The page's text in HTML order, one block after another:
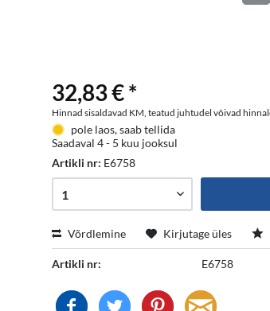
32,83 € *
Hinnad sisaldavad KM, teatud juhtudel võivad
pole laos, saab tellida
Saadaval 4 - 5 kuu jooksul
Artikli nr: E6758
Võrdlemine Kirjutage üles
Artikli nr: E6758